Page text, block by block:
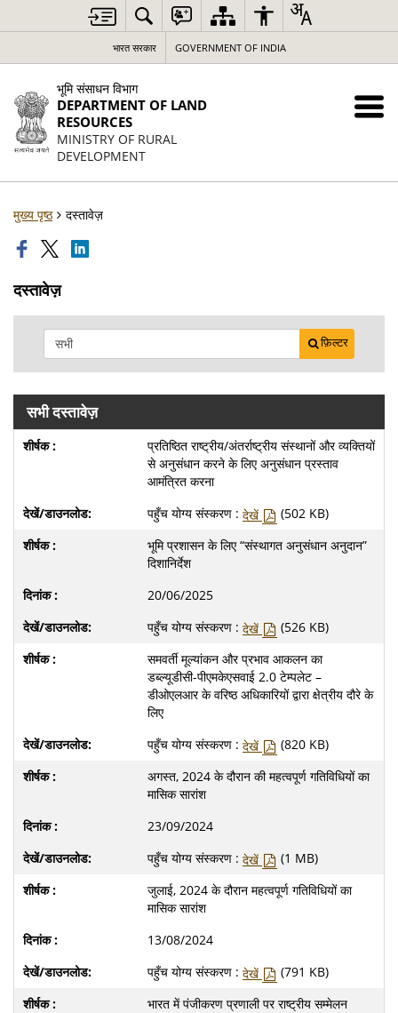
भारत सरकार GOVERNMENT OF INDIA
भूमि संसाधन विभाग
DEPARTMENT OF LAND
RESOURCES
MINISTRY OF RURAL
DEVELOPMENT
मुख्य पृष्ठ दस्तावेज़
दस्तावेज़
फ़िल्टर
सभी दस्तावेज़
प्रतिष्ठित राष्ट्रीय/अंतर्राष्ट्रीय संस्थानों और व्यक्तियों
से अनुसंधान करने के लिए अनुसंधान प्रस्ताव
आमंत्रित करना
पहुँच योग्य संस्करण : देखें
(502 KB)
भूमि प्रशासन के लिए “संस्थागत अनुसंधान अनुदान”
दिशानिर्देश
20/06/2025
पहुँच योग्य संस्करण : देखें
(526 KB)
समवर्ती मूल्यांकन और प्रभाव आकलन का
डब्ल्यूडीसी-पीएमकेएसवाई 2.0 टेम्पलेट –
डीओएलआर के वरिष्ठ अधिकारियों द्वारा क्षेत्रीय दौरे के
लिए
पहुँच योग्य संस्करण : देखें
(820 KB)
अगस्त, 2024 के दौरान की महत्वपूर्ण गतिविधियों का
मासिक सारांश
23/09/2024
पहुँच योग्य संस्करण : देखें
(1 MB)
जुलाई, 2024 के दौरान महत्वपूर्ण गतिविधियों का
मासिक सारांश
13/08/2024
पहुँच योग्य संस्करण : देखें
(791 KB)
भारत में पंजीकरण प्रणाली पर राष्ट्रीय सम्मेलन